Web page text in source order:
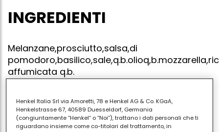
INGREDIENTI
Melanzane,prosciutto,salsa,di
affumicata q.b.
Tagliare le melanzane e cucinarle ai ferri,prendere
una pirofila stendere un stratto di melanzane uno di
Henkel Italia Srl via Amoretti, 78 e Henkel AG & Co. KGaA,
Henkelstrasse 67, 40589 Duesseldorf, Germania
(congiuntamente “Henkel” o “Noi”), trattano i dati personali che ti
riguardano insieme come co-titolari del trattamento, in